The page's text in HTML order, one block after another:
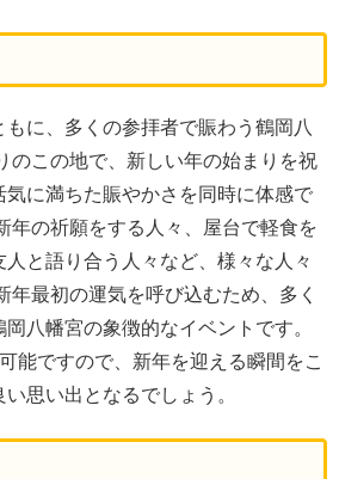
に、多くの参拝者で賑わう鶴岡八
のこの地で、新しい年の始まりを祝
気に満ちた賑やかさを同時に体感で
年の祈願をする人々、屋台で軽食を
と語り合う人々など、様々な人々
年最初の運気を呼び込むため、多く
八幡宮の象徴的なイベントです。
能ですので、新年を迎える瞬間をこ
思い出となるでしょう。